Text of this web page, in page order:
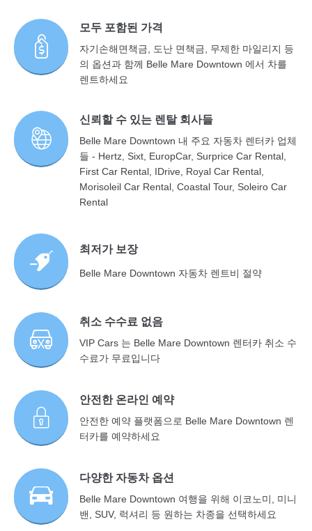
모두 포함된 가격
자기손해면책금, 도난 면책금, 무제한 마일리지 등
의 옵션과 함께 Belle Mare Downtown 에서 차를
렌트하세요
신뢰할 수 있는 렌탈 회사들
Belle Mare Downtown 내 주요 자동차 렌터카 업체
들 - Hertz, Sixt, EuropCar, Surprice Car Rental,
First Car Rental, IDrive, Royal Car Rental,
Morisoleil Car Rental, Coastal Tour, Soleiro Car
Rental
최저가 보장
Belle Mare Downtown 자동차 렌트비 절약
취소 수수료 없음
VIP Cars 는 Belle Mare Downtown 렌터카 취소 수
수료가 무료입니다
안전한 온라인 예약
안전한 예약 플랫폼으로 Belle Mare Downtown 렌
터카를 예약하세요
다양한 자동차 옵션
Belle Mare Downtown 여행을 위해 이코노미, 미니
밴, SUV, 럭셔리 등 원하는 차종을 선택하세요